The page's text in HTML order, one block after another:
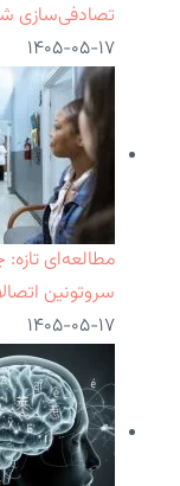
تصادفی‌سازی
۱۴۰۵-۰۵-۱۷
مطالعه‌ای
سروتونین
۱۴۰۵-۰۵-۱۷